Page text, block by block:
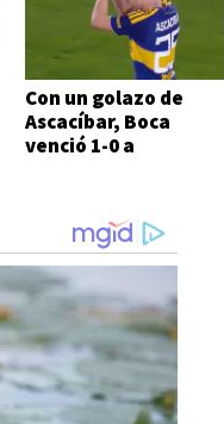
Con un golazo de
Ascacíbar, Boca
venció 1-0 a